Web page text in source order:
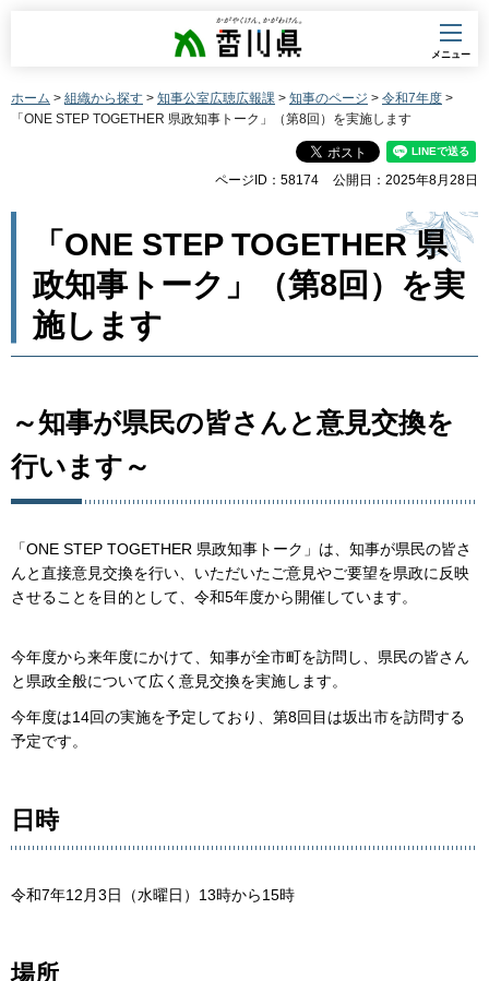
香川県
メニュー
ホーム > 組織から探す > 知事公室広聴広報課 > 知事のページ > 令和7年度 >
「ONE STEP TOGETHER 県政知事トーク」（第8回）を実施します
ページID：58174 公開日：2025年8月28日
「ONE STEP TOGETHER 県
政知事トーク」（第8回）を実
施します
～知事が県民の皆さんと意見交換を
行います～
「ONE STEP TOGETHER 県政知事トーク」は、知事が県民の皆さ
んと直接意見交換を行い、いただいたご意見やご要望を県政に反映
させることを目的として、令和5年度から開催しています。
今年度から来年度にかけて、知事が全市町を訪問し、県民の皆さん
と県政全般について広く意見交換を実施します。
今年度は14回の実施を予定しており、第8回目は坂出市を訪問する
予定です。
日時
令和7年12月3日（水曜日）13時から15時
場所